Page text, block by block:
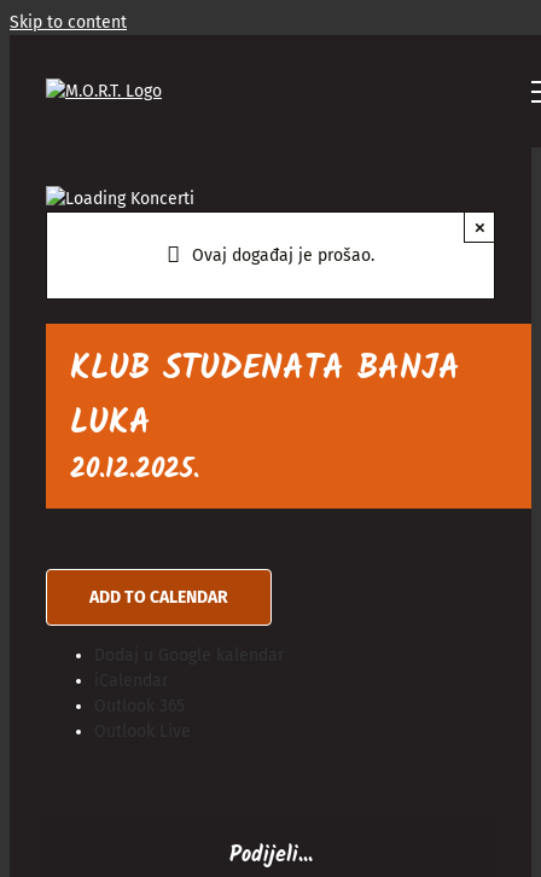
Skip to content
Ovaj događaj je prošao.
×
KLUB STUDENATA BANJA
LUKA
20.12.2025.
ADD TO CALENDAR
Podijeli...